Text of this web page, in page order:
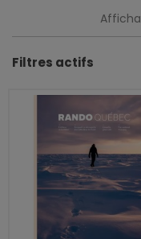
Filtres actifs